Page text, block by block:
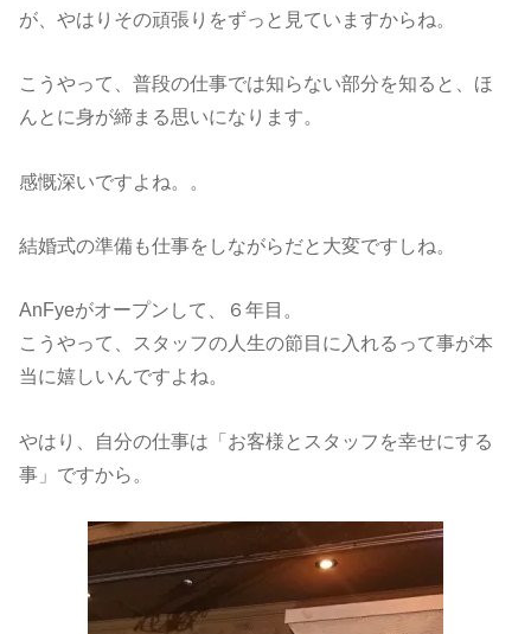
が、やはりその頑張りをずっと見ていますからね。
こうやって、普段の仕事では知らない部分を知ると、ほ
んとに身が締まる思いになります。
感慨深いですよね。。
結婚式の準備も仕事をしながらだと大変ですしね。
AnFyeがオープンして、６年目。
こうやって、スタッフの人生の節目に入れるって事が本
当に嬉しいんですよね。
やはり、自分の仕事は「お客様とスタッフを幸せにする
事」ですから。